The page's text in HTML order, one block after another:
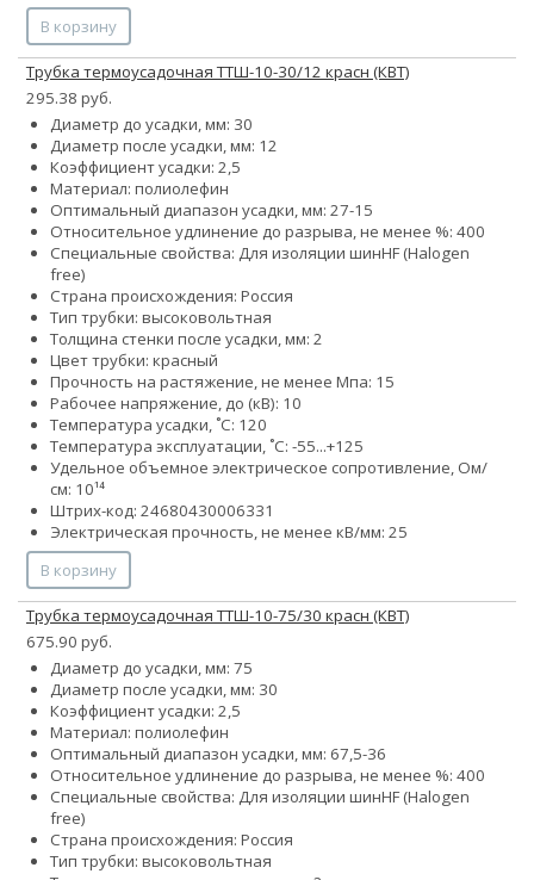
В корзину
Трубка термоусадочная ТТШ-10-30/12 красн (КВТ)
295.38 руб.
Диаметр до усадки, мм: 30
Диаметр после усадки, мм: 12
Коэффициент усадки: 2,5
Материал: полиолефин
Оптимальный диапазон усадки, мм: 27-15
Относительное удлинение до разрыва, не менее %: 400
Специальные свойства: Для изоляции шинHF (Halogen
free)
Страна происхождения: Россия
Тип трубки: высоковольтная
Толщина стенки после усадки, мм: 2
Цвет трубки: красный
Прочность на растяжение, не менее Мпа: 15
Рабочее напряжение, до (кВ): 10
Температура усадки, ˚С: 120
Температура эксплуатации, ˚С: -55...+125
Удельное объемное электрическое сопротивление, Ом/
см: 10¹⁴
Штрих-код: 24680430006331
Электрическая прочность, не менее кВ/мм: 25
В корзину
Трубка термоусадочная ТТШ-10-75/30 красн (КВТ)
675.90 руб.
Диаметр до усадки, мм: 75
Диаметр после усадки, мм: 30
Коэффициент усадки: 2,5
Материал: полиолефин
Оптимальный диапазон усадки, мм: 67,5-36
Относительное удлинение до разрыва, не менее %: 400
Специальные свойства: Для изоляции шинHF (Halogen
free)
Страна происхождения: Россия
Тип трубки: высоковольтная